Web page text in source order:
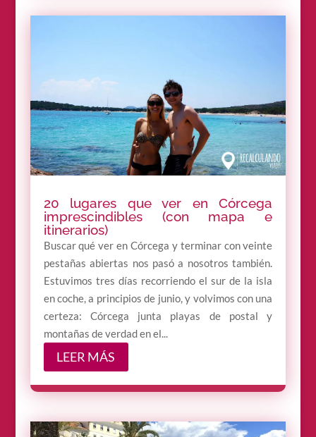
20 lugares que ver en Córcega
imprescindibles (con mapa e
itinerarios)
Buscar qué ver en Córcega y terminar con veinte
pestañas abiertas nos pasó a nosotros también.
Estuvimos tres días recorriendo el sur de la isla
en coche, a principios de junio, y volvimos con una
certeza: Córcega junta playas de postal y
montañas de verdad en el...
LEER MÁS